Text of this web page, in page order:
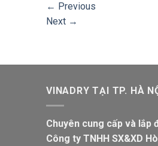
← Previous
Next →
VINADRY TẠI TP. HÀ
Chuyên cung cấp và lắp
Công ty TNHH SX&XD